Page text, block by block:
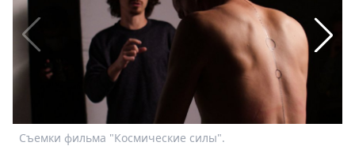
Стримы
Спецпроекты
Звезды
Выборы
Скачай
Metro
Съемки фильма "Космические силы".